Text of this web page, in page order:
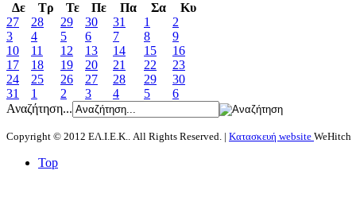
Δε
Tρ Τε Πε Πα Σα
Κυ
27
28 29 30 31 1
2
3
4 5 6 7 8
9
10
11 12 13 14 15
16
17
18 19 20 21 22
23
24
25 26 27 28 29
30
31
1 2 3 4 5
6
Αναζήτηση...
Copyright © 2012 ΕΛ.Ι.Ε.Κ.. All Rights Reserved. | Κατασκευή website WeHitch
Top